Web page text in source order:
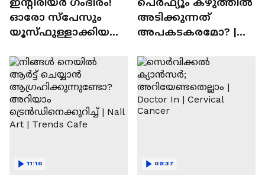
ഓരോ സ്‌പേസും
യൂസ്ഫുള്ളാക്കിയ
അടിക്കുന്നത്
അപകടകരമോ? |
11:10 09:37